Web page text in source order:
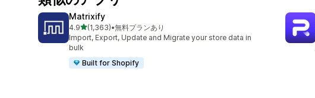
Matrixify
4.95つ星中
(1,363)
合計レビュー数：1363件
•無料プランあり
Import, Export, Update and Migrate your store data in
bulk
Built for Shopify